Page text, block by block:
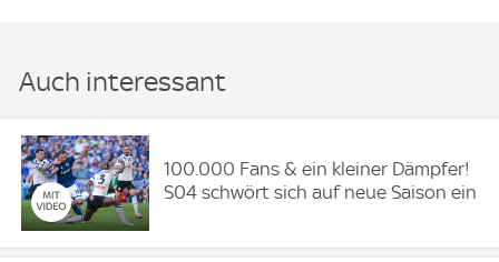
Auch interessant
100.000 Fans & ein kleiner Dämpfer!
S04 schwört sich auf neue Saison ein